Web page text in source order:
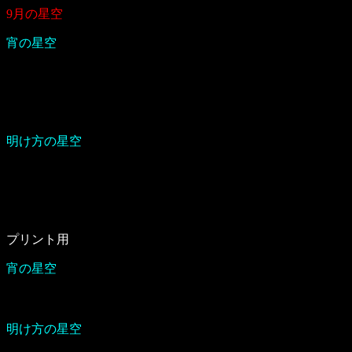
9月の星空
宵の星空
明け方の星空
プリント用
宵の星空
明け方の星空